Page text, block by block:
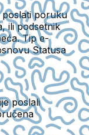
poslati poruku
ili podsetnik
Tip e-
Statusa
poslali